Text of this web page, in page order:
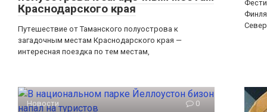
Краснодарского края
Путешествие от Таманского полуострова к
загадочным местам Краснодарского края —
интересная поездка по тем местам,
Новости 0